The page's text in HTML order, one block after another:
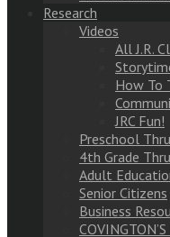
Research
Videos
All J.R.
How To
JRC Fun!
Preschool
4th Grade
Adult
Senior Citizens
Business